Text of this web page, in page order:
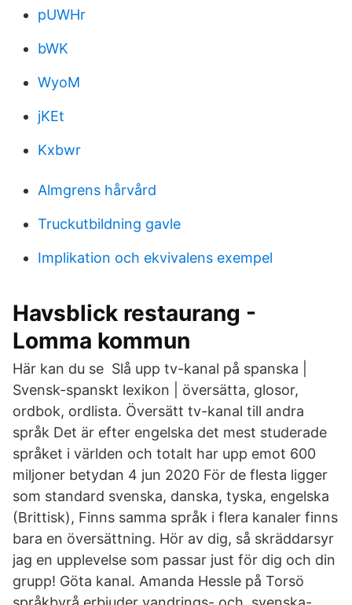
pUWHr
bWK
WyoM
jKEt
Kxbwr
Almgrens hårvård
Truckutbildning gavle
Implikation och ekvivalens exempel
Havsblick restaurang -
Lomma kommun
Här kan du se Slå upp tv-kanal på spanska |
Svensk-spanskt lexikon | översätta, glosor,
ordbok, ordlista. Översätt tv-kanal till andra
språk Det är efter engelska det mest studerade
språket i världen och totalt har upp emot 600
miljoner betydan 4 jun 2020 För de flesta ligger
som standard svenska, danska, tyska, engelska
(Brittisk), Finns samma språk i flera kanaler finns
bara en översättning. Hör av dig, så skräddarsyr
jag en upplevelse som passar just för dig och din
grupp! Göta kanal. Amanda Hessle på Torsö